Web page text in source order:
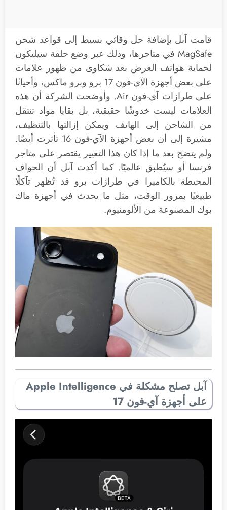
قامت آبل بإضافة حل وقائي بسيط إلى قواعد شحن
MagSafe في متاجرها، وذلك عبر وضع حلقة سيليكون
لحماية هواتف العرض بعد شكاوى من ظهور علامات
على بعض أجهزة الآي-فون 17 برو وبرو ماكس، وأحيانًا
على طرازات آي-فون Air. وأوضحت الشركة أن هذه
العلامات ليست خدوشًا حقيقية، بل بقايا مواد تنتقل
من الشاحن إلى الهاتف ويمكن إزالتها بالتنظيف،
مشيرة إلى أن بعض أجهزة الآي-فون 16 تأثرت أيضًا.
ولم يتضح بعد ما إذا كان هذا التغيير يقتصر على متاجر
فرنسا أو سيُطبق عالميًا. كما أكدت آبل أن الحواف
المحيطة بالكاميرا في طرازات برو قد تُظهر تآكلًا
طبيعيًا بمرور الوقت، مثل ما يحدث في أجهزة ماك
بوك المصنوعة من الألومنيوم.
آبل تصلح مشكلة في Apple Intelligence
على أجهزة آي-فون 17